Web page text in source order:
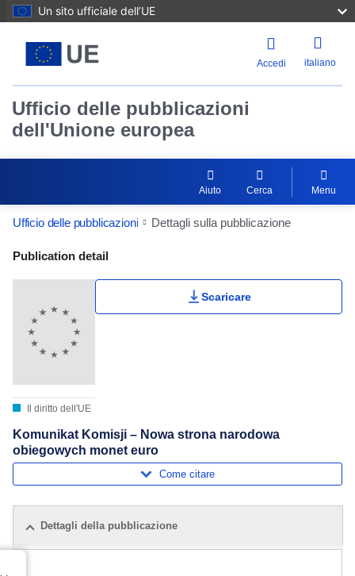
Un sito ufficiale dell’UE
Accedi italiano
Ufficio delle pubblicazioni
dell'Unione europea
Aiuto Cerca Menu
Ufficio delle pubblicazioni Dettagli sulla pubblicazione
Publication Detail Actions Portlet
Publication detail
Il diritto dell'UE
Scaricare
Komunikat Komisji – Nowa strona narodowa
obiegowych monet euro
Come citare
Dettagli della pubblicazione